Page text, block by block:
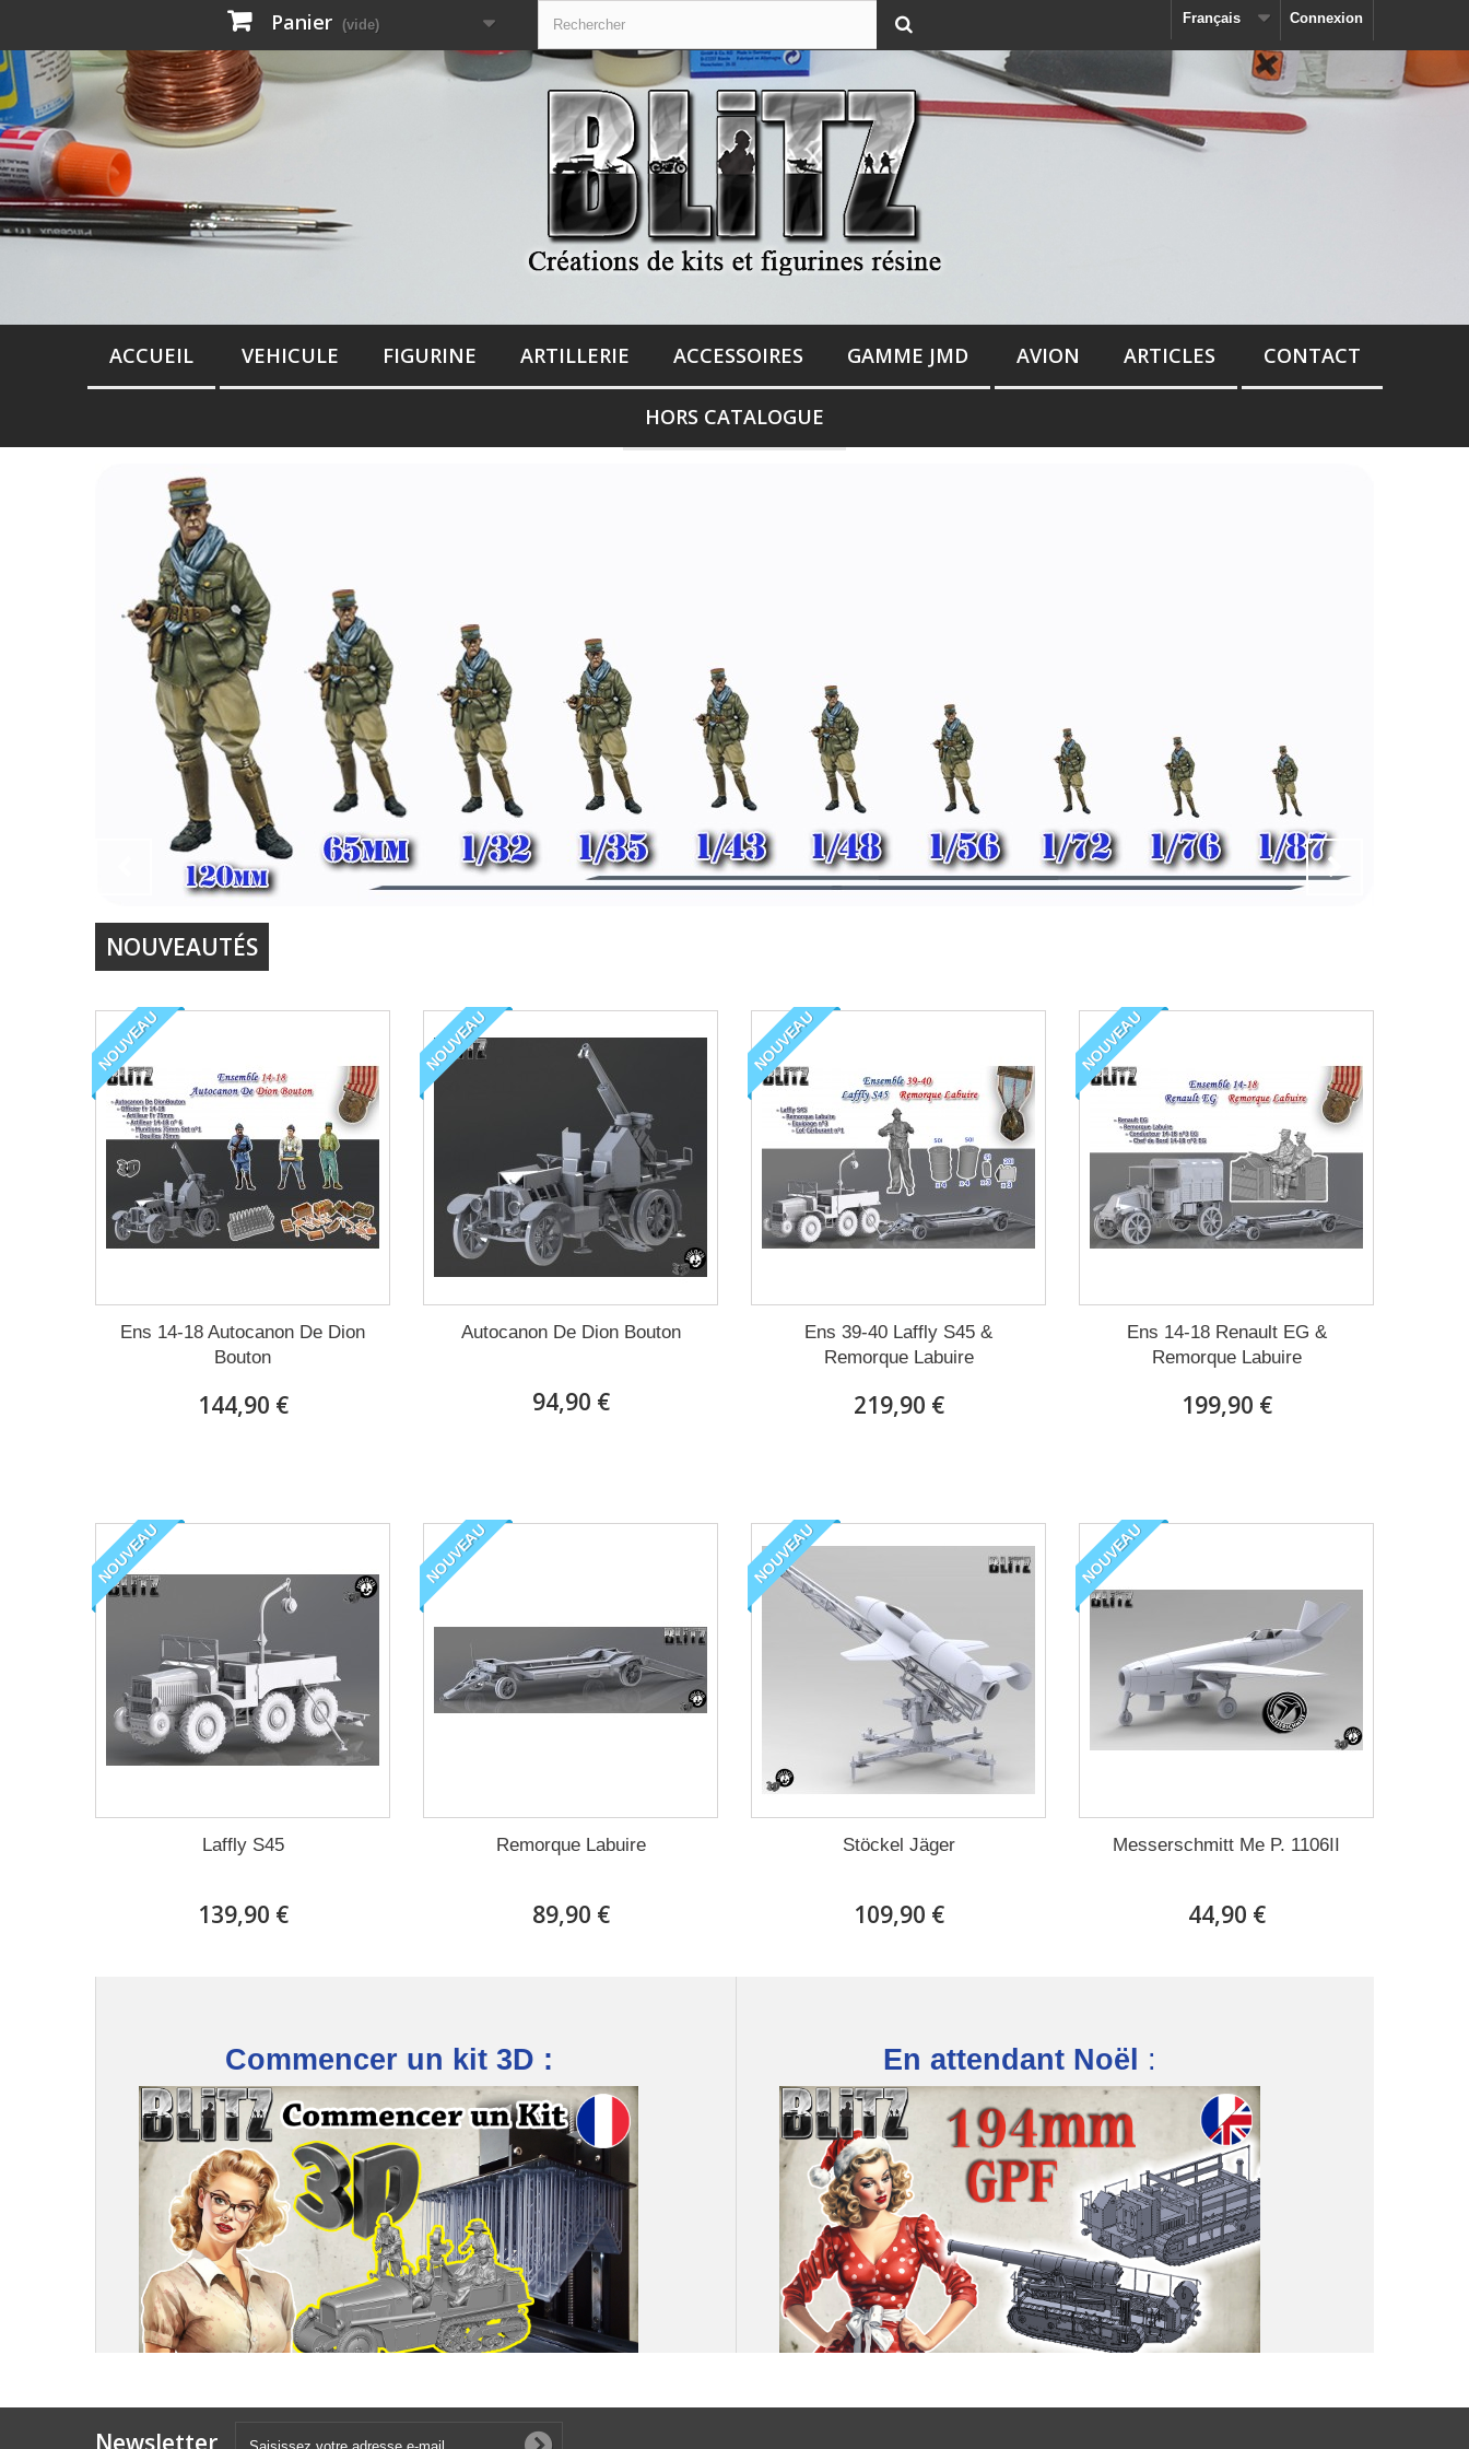
Panier (vide) Connexion
Français
ACCUEIL VEHICULE FIGURINE ARTILLERIE ACCESSOIRES GAMME JMD AVION ARTICLES CONTACT
HORS CATALOGUE
NOUVEAUTÉS
NOUVEAU
Ens 14-18 Autocanon De Dion
Bouton
144,90 €
NOUVEAU
Autocanon De Dion Bouton
94,90 €
NOUVEAU
Ens 39-40 Laffly S45 &
Remorque Labuire
219,90 €
NOUVEAU
Ens 14-18 Renault EG &
Remorque Labuire
199,90 €
NOUVEAU
Laffly S45
139,90 €
NOUVEAU
Remorque Labuire
89,90 €
NOUVEAU
Stöckel Jäger
109,90 €
NOUVEAU
Messerschmitt Me P. 1106II
44,90 €
Commencer un kit 3D : En attendant Noël :
Newsletter